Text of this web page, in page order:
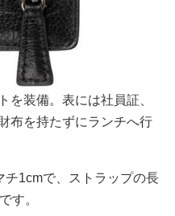
装備。表には社員証、
布を持たずにランチへ行
1cmで、ストラップの長
す。